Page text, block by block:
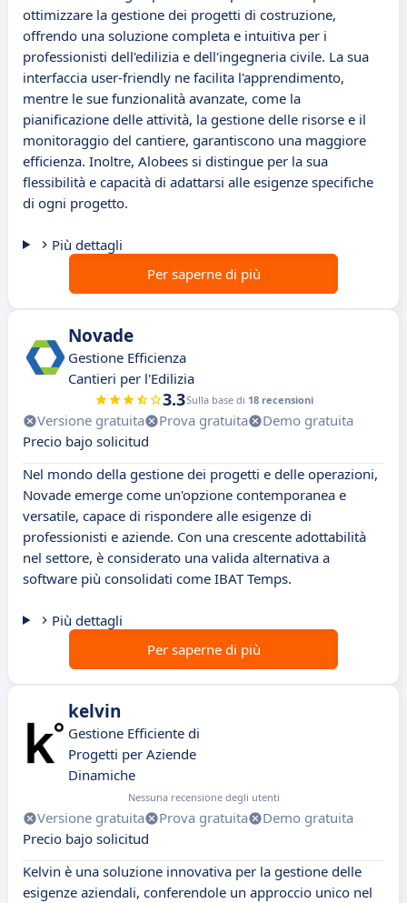
ottimizzare la gestione dei progetti di costruzione,
offrendo una soluzione completa e intuitiva per i
professionisti dell'edilizia e dell'ingegneria civile. La sua
interfaccia user-friendly ne facilita l'apprendimento,
mentre le sue funzionalità avanzate, come la
pianificazione delle attività, la gestione delle risorse e il
monitoraggio del cantiere, garantiscono una maggiore
efficienza. Inoltre, Alobees si distingue per la sua
flessibilità e capacità di adattarsi alle esigenze specifiche
di ogni progetto.
Più dettagli
Per saperne di più
Novade
Gestione Efficienza
Cantieri per l'Edilizia
3.3Sulla base di 18 recensioni
Versione gratuita Prova gratuita
Demo gratuita
Precio bajo solicitud
Nel mondo della gestione dei progetti e delle operazioni,
Novade emerge come un'opzione contemporanea e
versatile, capace di rispondere alle esigenze di
professionisti e aziende. Con una crescente adottabilità
nel settore, è considerato una valida alternativa a
software più consolidati come IBAT Temps.
Più dettagli
Per saperne di più
kelvin
Gestione Efficiente di
Progetti per Aziende
Dinamiche
Nessuna recensione degli utenti
Versione gratuita Prova gratuita
Demo gratuita
Precio bajo solicitud
Kelvin è una soluzione innovativa per la gestione delle
esigenze aziendali, conferendole un approccio unico nel